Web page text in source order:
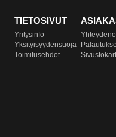
TIETOSIVUT
Yritysinfo
Yksityisyydensuoja
Toimitusehdot